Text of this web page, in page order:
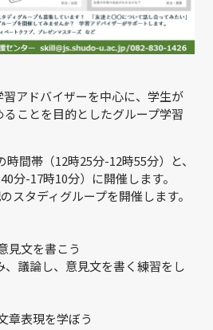
習アドバイザーを中心に、学生が
ことを目的としたグループ学習
間帯（12時25分-12時55分）と、
分-17時10分）に開催します。
スタディグループを開催します。
見文を書こう
議論し、意見文を書く練習をし
章表現を学ぼう